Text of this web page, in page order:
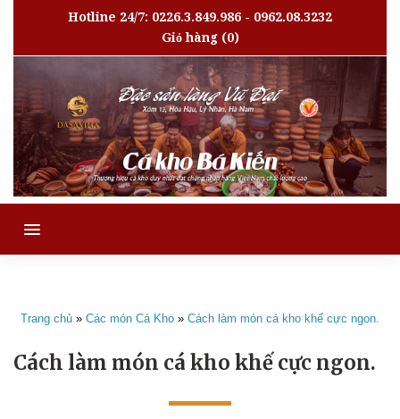
Hotline 24/7: 0226.3.849.986 - 0962.08.3232
Giỏ hàng(0)
MENU
Trang chủ » Các món Cá Kho » Cách làm món cá kho khế cực ngon.
Cách làm món cá kho khế cực ngon.